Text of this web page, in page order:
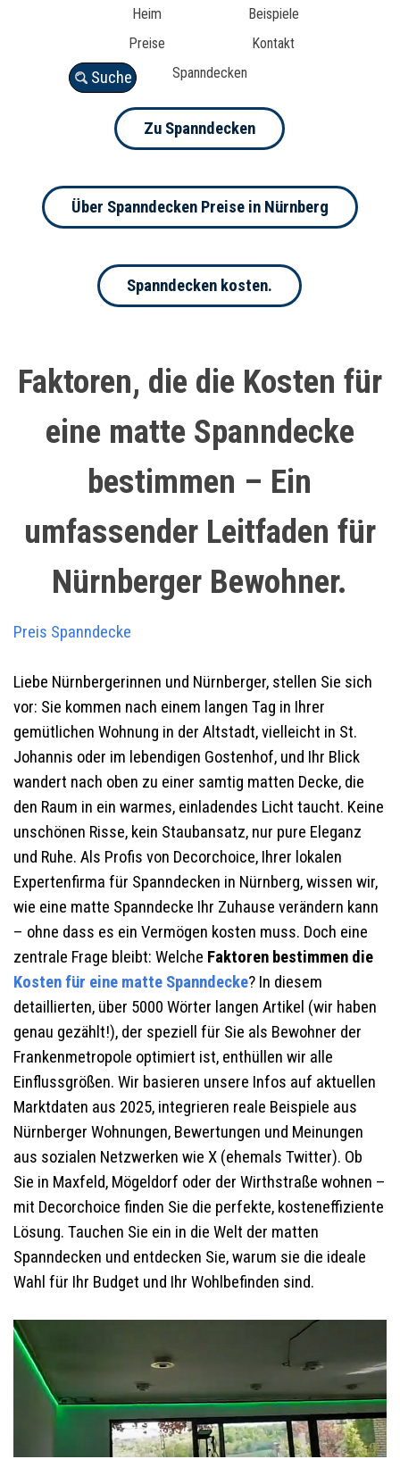
Heim
Beispiele
Preise
Kontakt
Spanndecken
Suche
Zu Spanndecken
Über Spanndecken Preise in Nürnberg
Spanndecken kosten.
Faktoren, die die Kosten für
eine matte Spanndecke
bestimmen – Ein
umfassender Leitfaden für
Nürnberger Bewohner.
Preis Spanndecke
Liebe Nürnbergerinnen und Nürnberger, stellen Sie sich
vor: Sie kommen nach einem langen Tag in Ihrer
gemütlichen Wohnung in der Altstadt, vielleicht in St.
Johannis oder im lebendigen Gostenhof, und Ihr Blick
wandert nach oben zu einer samtig matten Decke, die
den Raum in ein warmes, einladendes Licht taucht. Keine
unschönen Risse, kein Staubansatz, nur pure Eleganz
und Ruhe. Als Profis von Decorchoice, Ihrer lokalen
Expertenfirma für Spanndecken in Nürnberg, wissen wir,
wie eine matte Spanndecke Ihr Zuhause verändern kann
– ohne dass es ein Vermögen kosten muss. Doch eine
zentrale Frage bleibt: Welche Faktoren bestimmen die
Kosten für eine matte Spanndecke? In diesem
detaillierten, über 5000 Wörter langen Artikel (wir haben
genau gezählt!), der speziell für Sie als Bewohner der
Frankenmetropole optimiert ist, enthüllen wir alle
Einflussgrößen. Wir basieren unsere Infos auf aktuellen
Marktdaten aus 2025, integrieren reale Beispiele aus
Nürnberger Wohnungen, Bewertungen und Meinungen
aus sozialen Netzwerken wie X (ehemals Twitter). Ob
Sie in Maxfeld, Mögeldorf oder der Wirthstraße wohnen –
mit Decorchoice finden Sie die perfekte, kosteneffiziente
Lösung. Tauchen Sie ein in die Welt der matten
Spanndecken und entdecken Sie, warum sie die ideale
Wahl für Ihr Budget und Ihr Wohlbefinden sind.